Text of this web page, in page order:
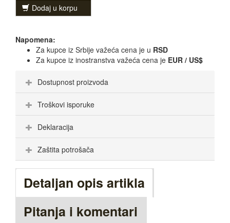
Dodaj u korpu
Napomena:
Za kupce iz Srbije važeća cena je u RSD
Za kupce iz inostranstva važeća cena je EUR / US$
Dostupnost proizvoda
Troškovi isporuke
Deklaracija
Zaštita potrošača
Detaljan opis artikla
Pitanja i komentari